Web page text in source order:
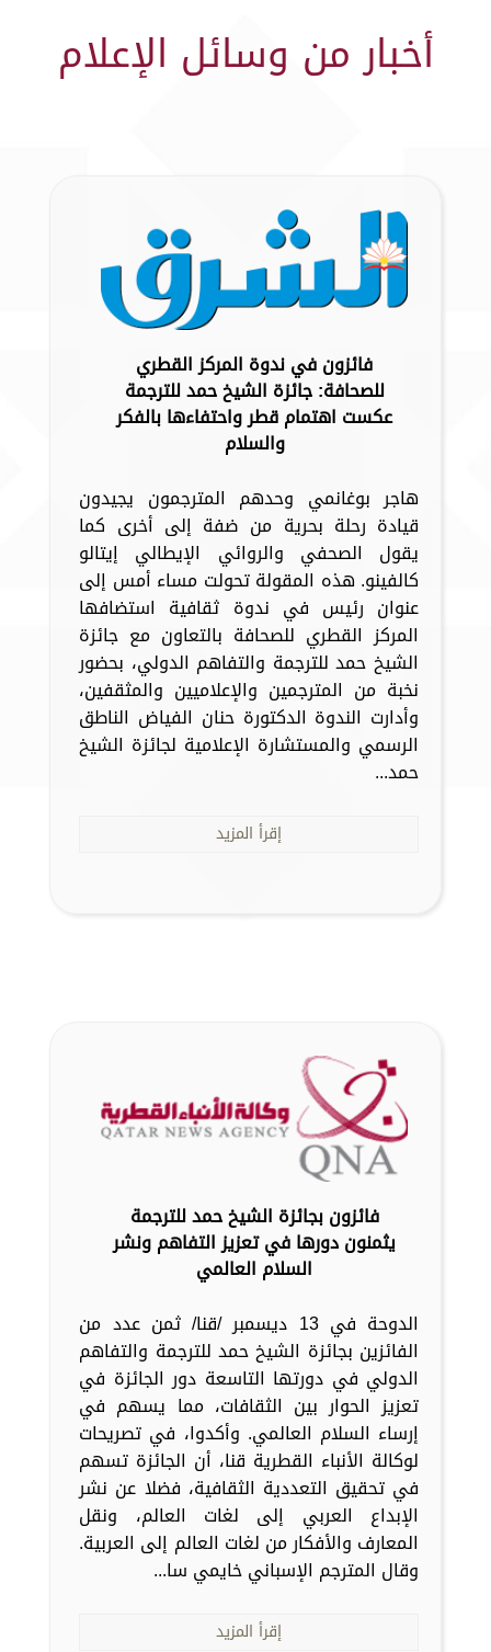
أخبار من وسائل الإعلام
فائزون في ندوة المركز القطري
للصحافة: جائزة الشيخ حمد للترجمة
عكست اهتمام قطر واحتفاءها بالفكر
والسلام
هاجر بوغانمي وحدهم المترجمون يجيدون
قيادة رحلة بحرية من ضفة إلى أخرى كما
يقول الصحفي والروائي الإيطالي إيتالو
كالفينو. هذه المقولة تحولت مساء أمس إلى
عنوان رئيس في ندوة ثقافية استضافها
المركز القطري للصحافة بالتعاون مع جائزة
الشيخ حمد للترجمة والتفاهم الدولي، بحضور
نخبة من المترجمين والإعلاميين والمثقفين،
وأدارت الندوة الدكتورة حنان الفياض الناطق
الرسمي والمستشارة الإعلامية لجائزة الشيخ
حمد...
إقرأ المزيد
فائزون بجائزة الشيخ حمد للترجمة
يثمنون دورها في تعزيز التفاهم ونشر
السلام العالمي
الدوحة في 13 ديسمبر /قنا/ ثمن عدد من
الفائزين بجائزة الشيخ حمد للترجمة والتفاهم
الدولي في دورتها التاسعة دور الجائزة في
تعزيز الحوار بين الثقافات، مما يسهم في
إرساء السلام العالمي. وأكدوا، في تصريحات
لوكالة الأنباء القطرية قنا، أن الجائزة تسهم
في تحقيق التعددية الثقافية، فضلا عن نشر
الإبداع العربي إلى لغات العالم، ونقل
المعارف والأفكار من لغات العالم إلى العربية.
وقال المترجم الإسباني خايمي سا...
إقرأ المزيد